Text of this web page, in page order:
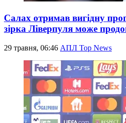
Салах отримав вигідну
зірка Ліверпуля може
29 травня, 06:46 АПЛ Top News